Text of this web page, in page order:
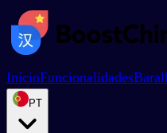
InícioFuncionalidades
PT